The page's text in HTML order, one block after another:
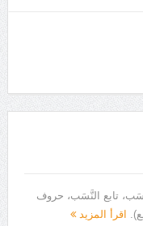
تابع النَّسَب، حروف
اقرأ المزيد